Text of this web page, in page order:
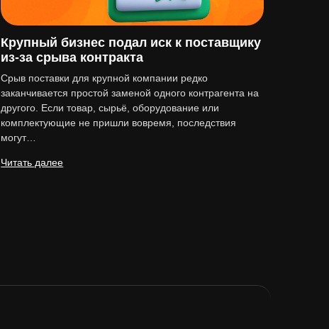
Крупный бизнес подал иск к поставщику
из-за срыва контракта
Срыв поставки для крупной компании редко
заканчивается простой заменой одного контрагента на
другого. Если товар, сырьё, оборудование или
комплектующие не пришли вовремя, последствия
могут…
Читать далее